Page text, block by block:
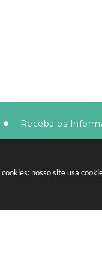
nosso site usa
Receba os
Centro CEP: 96610-